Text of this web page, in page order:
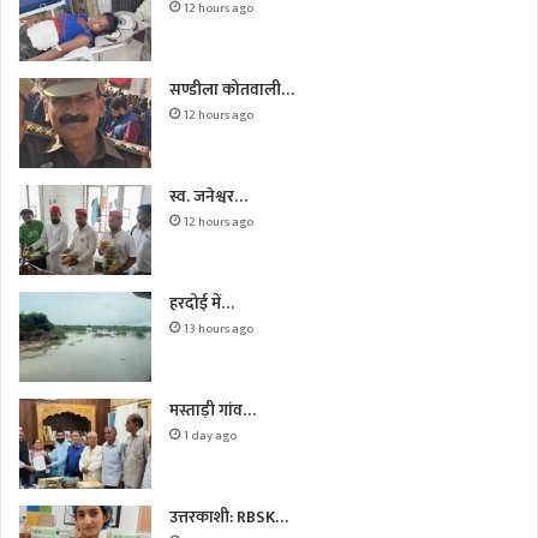
12 hours ago
सण्डीला कोतवाली…
12 hours ago
स्व. जनेश्वर…
12 hours ago
हरदोई में…
13 hours ago
मस्ताड़ी गांव…
1 day ago
उत्तरकाशी: RBSK…